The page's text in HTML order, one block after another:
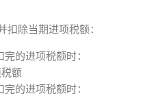
扣除当期进项税额：
的进项税额时：
额
的进项税额时：